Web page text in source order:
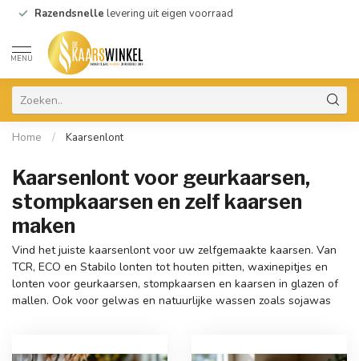
Razendsnelle levering uit eigen voorraad
MENU
Home / Kaarsenlont
Kaarsenlont voor geurkaarsen,
stompkaarsen en zelf kaarsen
maken
Vind het juiste kaarsenlont voor uw zelfgemaakte kaarsen. Van
TCR, ECO en Stabilo lonten tot houten pitten, waxinepitjes en
lonten voor geurkaarsen, stompkaarsen en kaarsen in glazen of
mallen. Ook voor gelwas en natuurlijke wassen zoals sojawas